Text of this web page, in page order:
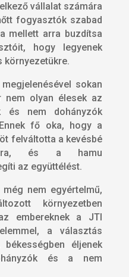
vállalat számára
fogyasztók szabad
mellett arra buzdítsa
hogy legyenek
környezetükre.
sokan
nem olyan élesek az
és nem dohányzók
fő oka, hogy a
felváltotta a kevésbé
és a hamu
az együttélést.
nem egyértelmű,
környezetben
embereknek a JTI
a választás
békességben éljenek
és a nem